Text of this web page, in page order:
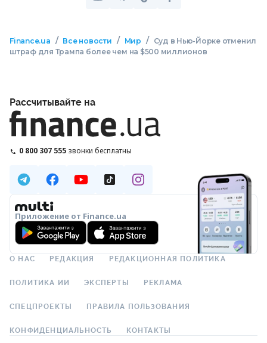
Finance.ua / Все новости / Мир /
Суд в Нью-Йорке отменил
штраф для Трампа более чем на $500 миллионов
Рассчитывайте на
0 800 307 555 звонки бесплатны
Приложение от Finance.ua
О НАС РЕДАКЦИЯ РЕДАКЦИОННАЯ ПОЛИТИКА
ПОЛИТИКА ИИ ЭКСПЕРТЫ РЕКЛАМА
СПЕЦПРОЕКТЫ ПРАВИЛА ПОЛЬЗОВАНИЯ
КОНФИДЕНЦИАЛЬНОСТЬ КОНТАКТЫ